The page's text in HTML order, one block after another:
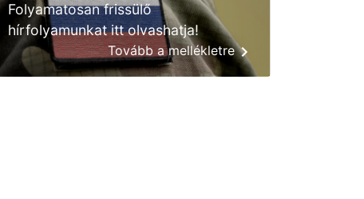
Folyamatosan frissülő
hírfolyamunkat itt olvashatja!
Tovább a mellékletre